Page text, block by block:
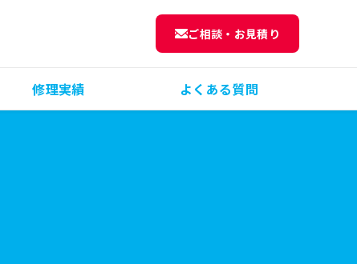
ご相談・お見積り
修理実績 よくある質問